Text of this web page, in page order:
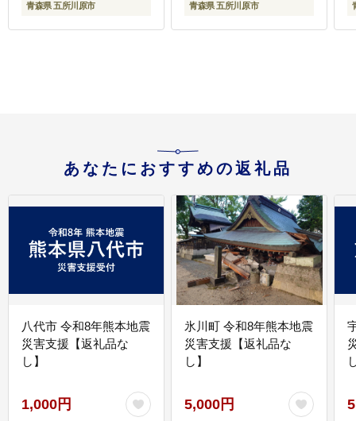
青森県 五所川原市 青森県 五所川原市
あなたにおすすめの返礼品
八代市 令和8年熊本地震
災害支援【返礼品な
し】
1,000円
氷川町 令和8年熊本地震
災害支援【返礼品な
し】
5,000円